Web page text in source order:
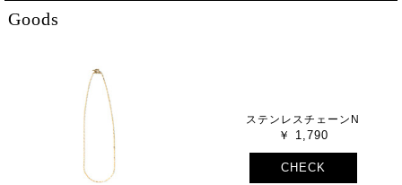
Goods
ステンレスチェーンN
1,790
CHECK